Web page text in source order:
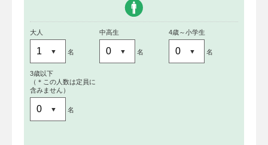
大人
名
中高生
名
4歳～小学生
名
3歳以下
（＊この人数は定員に
含みません）
名